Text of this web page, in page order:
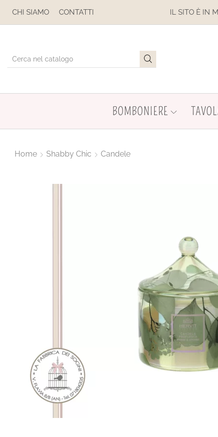
CHI SIAMO CONTATTI IL SITO È IN
BOMBONIERE
Home Shabby Chic Candele